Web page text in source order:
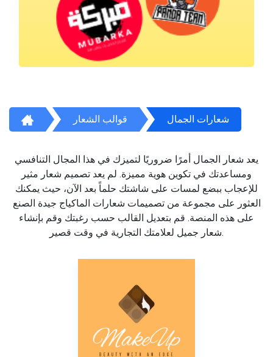
قوالب الشعار شعارات الجمال
يعد شعار الجمال أمرًا ضروريًا لتميزك في هذا المجال التنافسي
ومساعدتك في تكوين هوية مميزة. لم يعد تصميم شعار مثير
للإعجاب ببضع لمسات على شاشتك حلماً بعد الآن، حيث يمكنك
العثور على مجموعة من تصميمات شعارات الماكياج جيدة الصنع
على هذه المنصة. قم بتعديل القالب حسب رغبتك وقم بإنشاء
شعار جميل لعلامتك التجارية في وقت قصير.